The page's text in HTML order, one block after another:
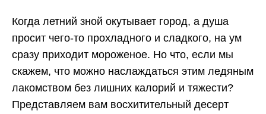
Когда летний зной окутывает город, а душа
просит чего-то прохладного и сладкого, на ум
сразу приходит мороженое. Но что, если мы
скажем, что можно наслаждаться этим ледяным
лакомством без лишних калорий и тяжести?
Представляем вам восхитительный десерт